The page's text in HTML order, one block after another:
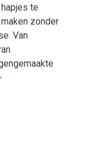
hapjes te
maken zonder
Van